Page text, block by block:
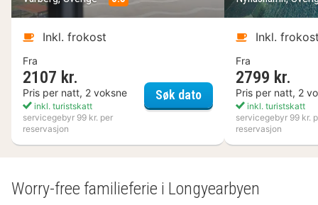
Inkl. frokost
Fra
2107 kr.
Pris per natt, 2 voksne
inkl. turistskatt
servicegebyr 99 kr. per
reservasjon
Søk datoVarbergs Kusthotell
Inkl.
Fra
2799 kr.
Pris per natt, 2
inkl. turistskatt
servicegebyr 99 kr.
reservasjon
Worry-free familieferie i Longyearbyen